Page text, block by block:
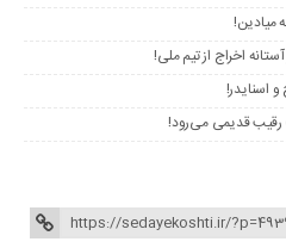
میادین!
اخراج از تیم ملی!
اسنایدر!
قدیمی می‌رود!